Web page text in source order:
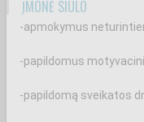
ĮMONĖ SIŪLO
-apmokymus
-papildomus
-papildomą sveikatos